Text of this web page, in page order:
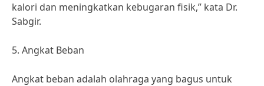
kalori dan meningkatkan kebugaran fisik,” kata Dr.
Sabgir.
5. Angkat Beban
Angkat beban adalah olahraga yang bagus untuk